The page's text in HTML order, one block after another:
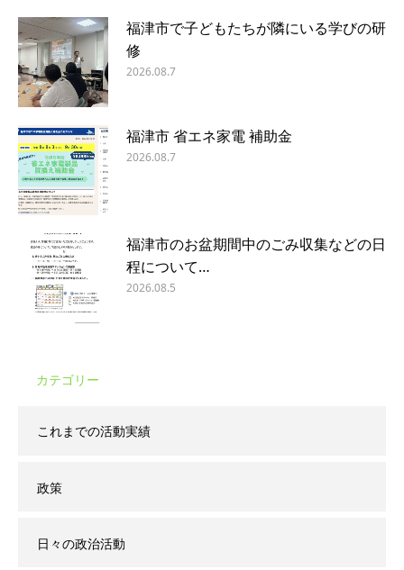
福津市で子どもたちが隣にいる学びの研
修
2026.08.7
福津市 省エネ家電 補助金
2026.08.7
福津市のお盆期間中のごみ収集などの日
程について…
2026.08.5
カテゴリー
これまでの活動実績
政策
日々の政治活動